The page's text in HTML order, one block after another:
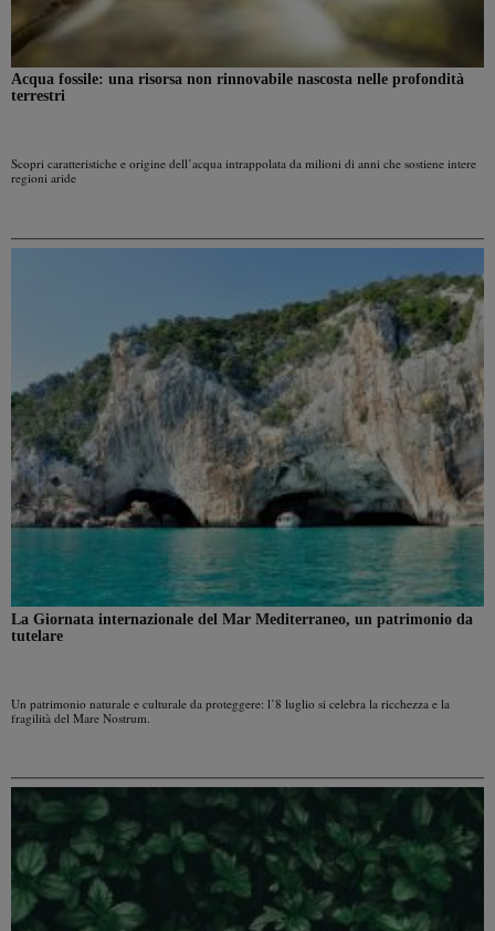
Acqua fossile: una risorsa non rinnovabile nascosta nelle profondità
terrestri
Scopri caratteristiche e origine dell’acqua intrappolata da milioni di anni che sostiene intere
regioni aride
La Giornata internazionale del Mar Mediterraneo, un patrimonio da
tutelare
Un patrimonio naturale e culturale da proteggere: l’8 luglio si celebra la ricchezza e la
fragilità del Mare Nostrum.